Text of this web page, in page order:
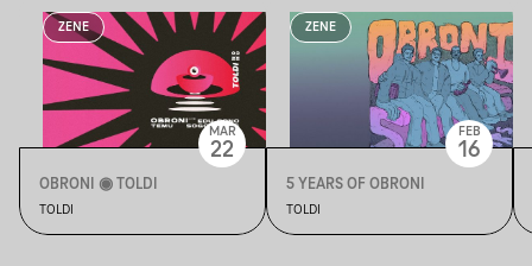
ZENE
OBRONI ◉ TOLDI
TOLDI
MAR
22
ZENE
5 YEARS OF OBRONI
TOLDI
FEB
16